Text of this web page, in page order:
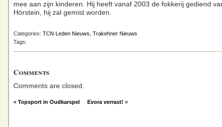
mee aan zijn kinderen. Hij heeft vanaf 2003 de fokkerij gediend
Hörstein, hij zal gemist worden.
Categories: TCN Leden Nieuws Trakehner Nieuws
Tags:
Comments
Comments are closed.
« Topsport in Oudkarspel Evora verrast! »